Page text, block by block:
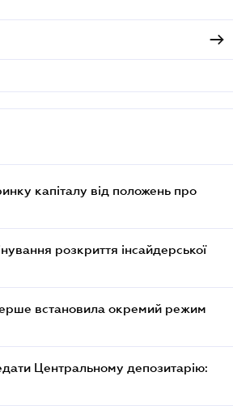
капіталу від положень про
розкриття інсайдерської
встановила окремий режим
Центральному депозитарію: